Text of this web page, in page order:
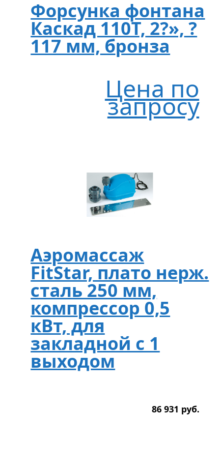
Форсунка фонтана
Каскад 110T, 2?», ?
117 мм, бронза
Цена по
запросу
Аэромассаж
FitStar, плато нерж.
сталь 250 мм,
компрессор 0,5
кВт, для
закладной с 1
выходом
86 931 руб.